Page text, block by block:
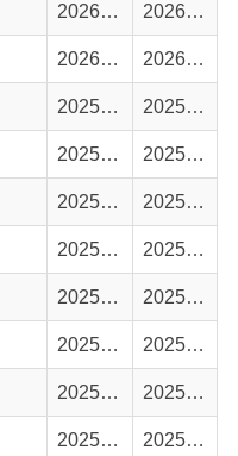
2025-06-19 2025-06-19
2025-06-19 2025-06-19
2025-06-19 2025-06-19
2025-06-19 2025-06-19
2025-06-19 2025-06-19
2025-02-17 2025-02-18
2025-01-11 2025-02-14
2024-08-01 2024-09-04
2022-03-01 2024-06-05
2023-02-22 2024-02-22